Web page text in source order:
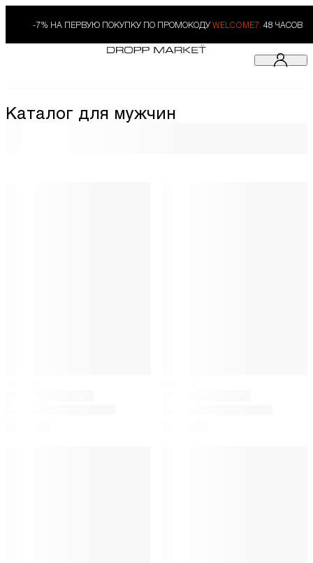
-7% НА ПЕРВУЮ ПОКУПКУ ПО ПРОМОКОДУ WELCOME7. 48 ЧАСОВ
Каталог для мужчин